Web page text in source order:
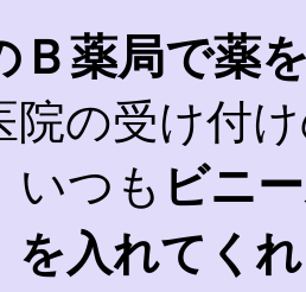
Ｂ薬局で薬
院の受け付
いつも ビニ
を入れてく